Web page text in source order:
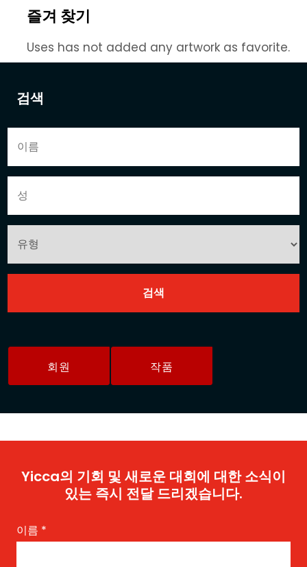
검색
회원 작품
즐겨 찾기
Uses has not added any artwork as favorite.
Yicca의 기회 및 새로운 대회에 대한 소식이
있는 즉시 전달 드리겠습니다.
이름 *